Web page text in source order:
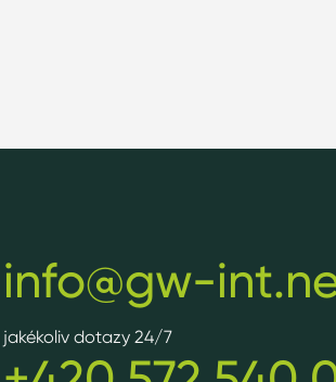
info@gw-
jakékoliv dotazy 24/7